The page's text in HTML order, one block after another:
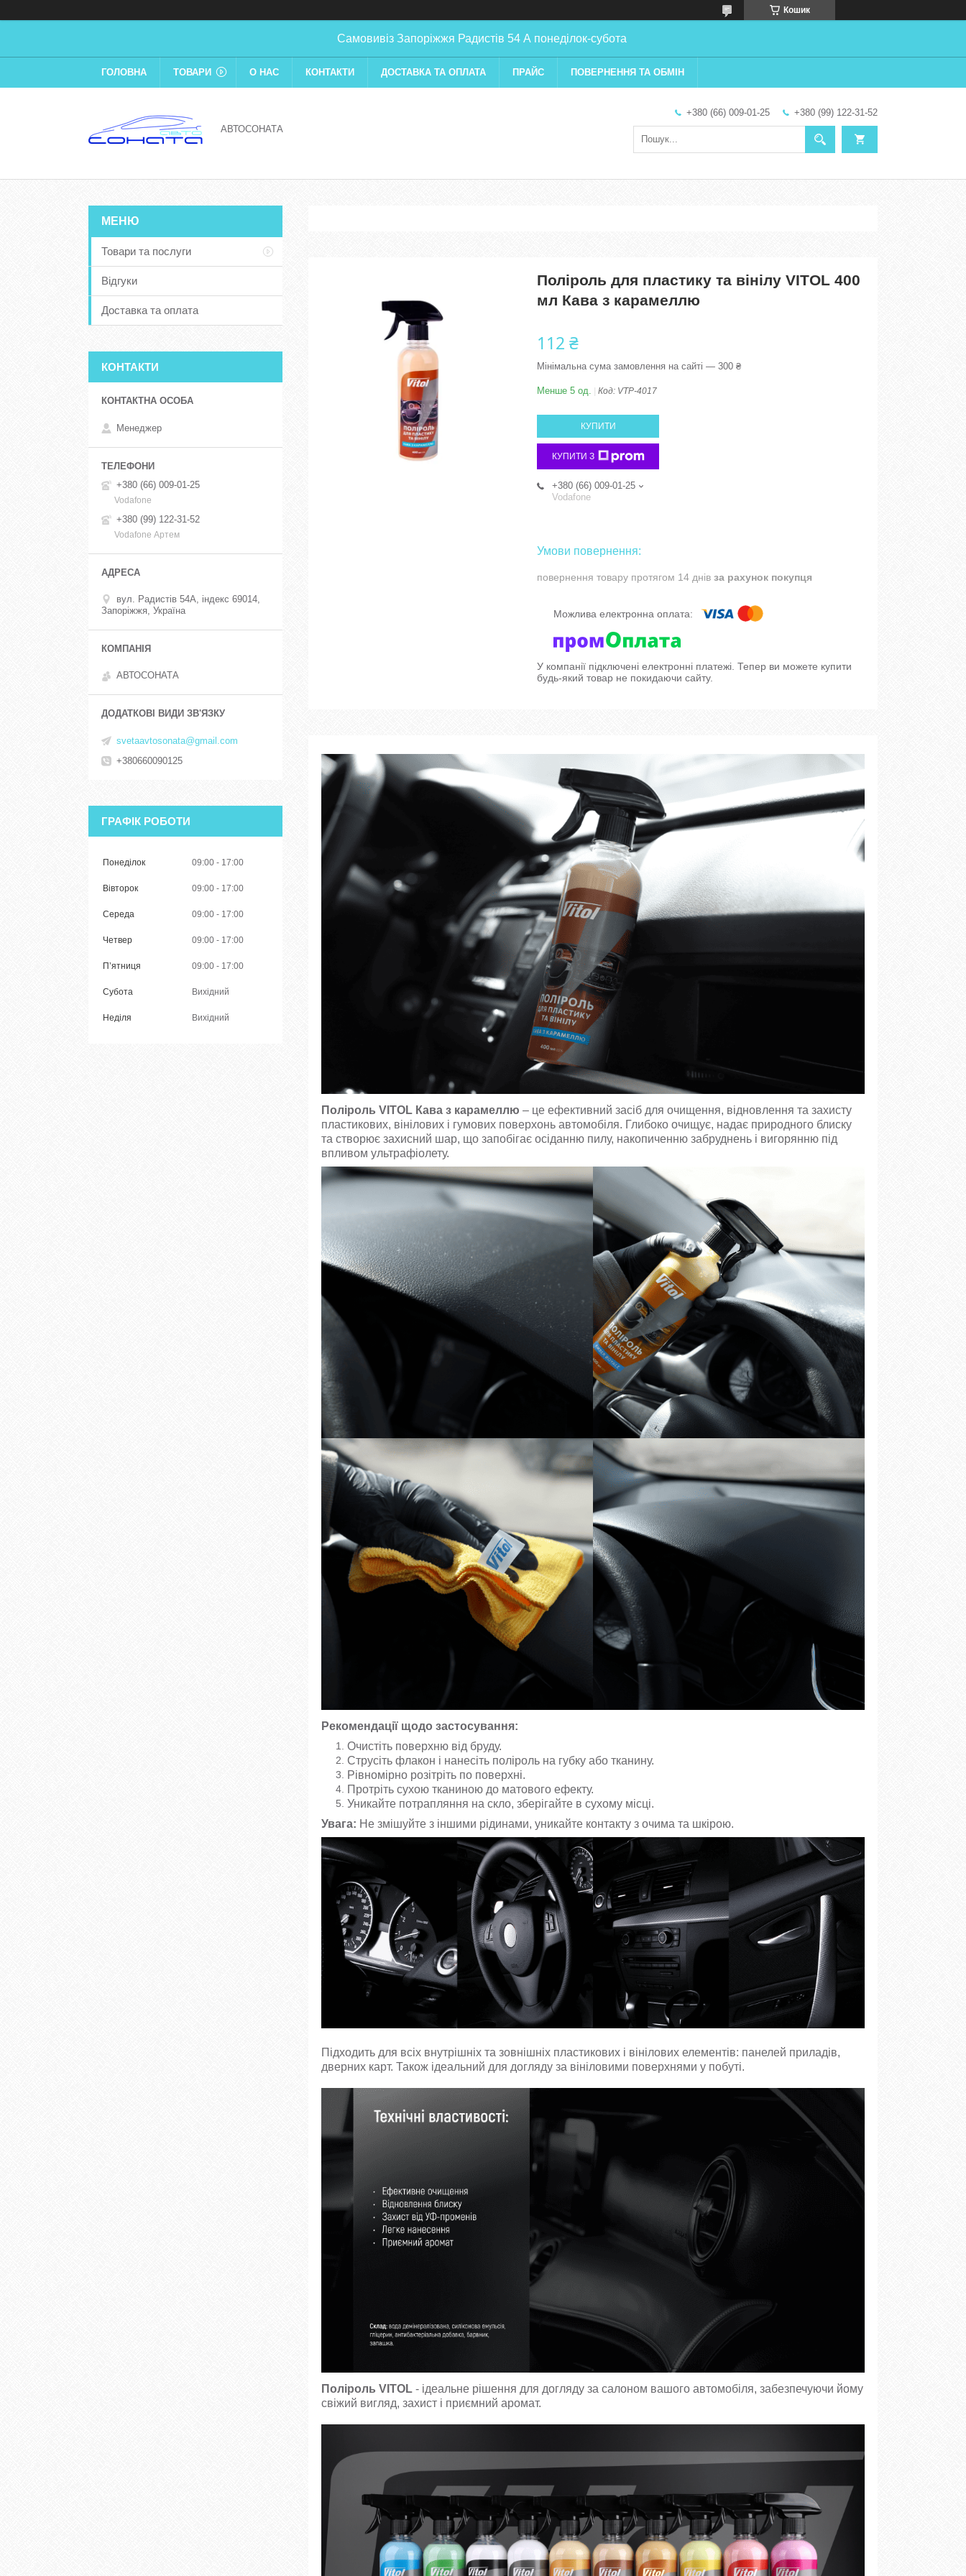
Кошик
Самовивіз Запоріжжя Радистів 54 А понеділок-субота
ГОЛОВНА ТОВАРИ О НАС КОНТАКТИ ДОСТАВКА ТА ОПЛАТА ПРАЙС ПОВЕРНЕННЯ ТА ОБМІН
АВТОСОНАТА
+380 (66) 009-01-25 +380 (99) 122-31-52
Поліроль для пластику та вінілу VITOL 400
мл Кава з карамеллю
112 ₴
Мінімальна сума замовлення на сайті — 300 ₴
Менше 5 од. Код: VTP-4017
КУПИТИ
КУПИТИ З
+380 (66) 009-01-25
Vodafone
повернення товару протягом 14 днів за рахунок покупця
У компанії підключені електронні платежі. Тепер ви можете купити
будь-який товар не покидаючи сайту.
Поліроль VITOL Кава з карамеллю – це ефективний засіб для очищення, відновлення та захисту
пластикових, вінілових і гумових поверхонь автомобіля. Глибоко очищує, надає природного блиску
та створює захисний шар, що запобігає осіданню пилу, накопиченню забруднень і вигорянню під
впливом ультрафіолету.
Рекомендації щодо застосування:
Очистіть поверхню від бруду.
Струсіть флакон і нанесіть поліроль на губку або тканину.
Рівномірно розітріть по поверхні.
Протріть сухою тканиною до матового ефекту.
Уникайте потрапляння на скло, зберігайте в сухому місці.
Увага: Не змішуйте з іншими рідинами, уникайте контакту з очима та шкірою.
Підходить для всіх внутрішніх та зовнішніх пластикових і вінілових елементів: панелей приладів,
дверних карт. Також ідеальний для догляду за вініловими поверхнями у побуті.
Поліроль VITOL - ідеальне рішення для догляду за салоном вашого автомобіля, забезпечуючи йому
свіжий вигляд, захист і приємний аромат.
Товари та послуги
Відгуки
Доставка та оплата
КОНТАКТИ
Менеджер
+380 (66) 009-01-25
Vodafone
+380 (99) 122-31-52
Vodafone Артем
вул. Радистів 54А, індекс 69014,
Запоріжжя, Україна
АВТОСОНАТА
svetaavtosonata@gmail.com
+380660090125
ГРАФІК РОБОТИ
Понеділок 09:00 17:00
Вівторок 09:00 17:00
Середа 09:00 17:00
Четвер 09:00 17:00
Пʼятниця 09:00 17:00
Субота Вихідний
Неділя Вихідний